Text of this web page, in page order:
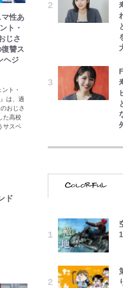
性あ
ト・
じさ
讐ス
ヘジ
ト・
は、過
おじさ
た高校
サスペ
ド